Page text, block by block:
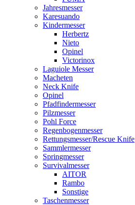
Jahresmesser
Karesuando
Kindermesser
Herbertz
Nieto
Opinel
Victorinox
Laguiole Messer
Macheten
Neck Knife
Opinel
Pfadfindermesser
Pilzmesser
Pohl Force
Regenbogenmesser
Rettungsmesser/Rescue Knife
Sammlermesser
Springmesser
Survivalmesser
AITOR
Rambo
Sonstige
Taschenmesser